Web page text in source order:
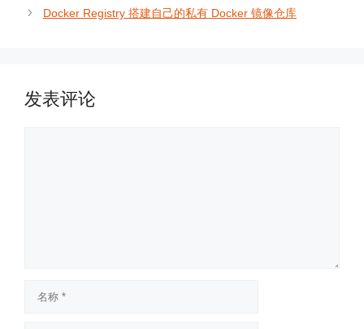
Docker Registry 搭建自己的私有 Docker 镜像仓库
发表评论